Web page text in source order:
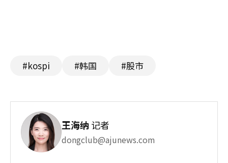
#kospi #韩国 #股市
王海纳 记者
dongclub@ajunews.com